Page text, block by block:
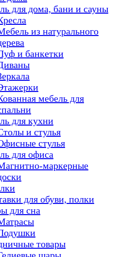
для дома, бани и сауны
из натурального
и банкетки
мебель для
для кухни
и стулья
стулья
для офиса
маркерные
для обуви, полки
для сна
товары